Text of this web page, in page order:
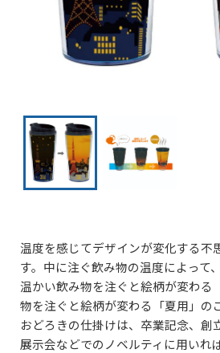
温度を感じてデザインが変化する不
す。中に注ぐ飲み物の温度によって
温かい飲み物を注ぐと絵柄が変わる
物を注ぐと絵柄が変わる「夏用」の
おどろきの仕掛けは、卒業記念、創
展示会などでのノベルティに用いれ